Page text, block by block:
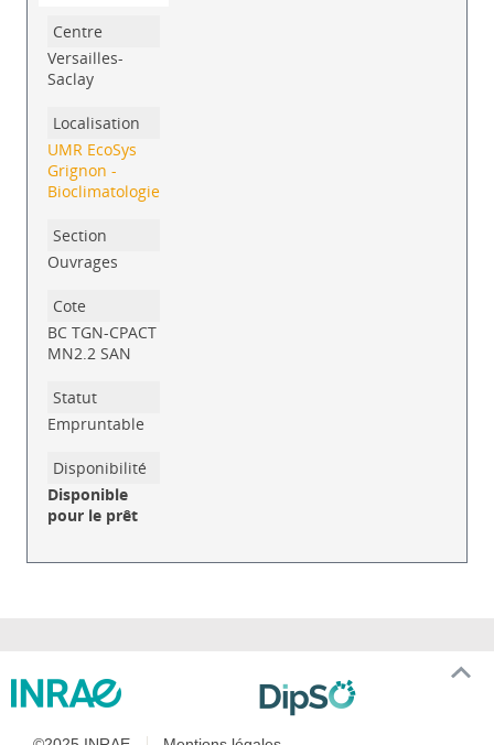
Versailles-
Saclay
UMR EcoSys
Grignon -
Bioclimatologie
Ouvrages
BC TGN-CPACT
MN2.2 SAN
Empruntable
Disponible
pour le prêt